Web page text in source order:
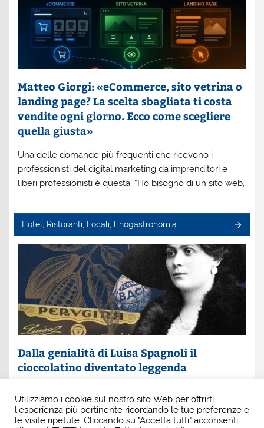
Matteo Giorgi: «eCommerce, sito vetrina o
landing page? La scelta sbagliata ti costa
vendite ogni giorno. Ecco come scegliere
quella giusta»
Una delle domande più frequenti che ricevono i
professionisti del digital marketing da imprenditori e
liberi professionisti è questa: “Ho bisogno di un sito web,
Hotel, Ristoranti, Locali, Enogastronomia
Dalla genialità di Luisa Spagnoli il
cioccolatino diventato leggenda
Spagnoli. È lei la donna che, con intuito e coraggio, ha
scritto una pagina indimenticabile della
Utilizziamo i cookie sul nostro sito Web per offrirti
l'esperienza più pertinente ricordando le tue preferenze e
le visite ripetute. Cliccando su "Accetta tutti" acconsenti